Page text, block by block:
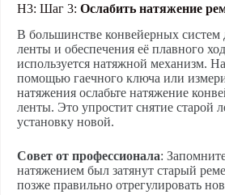
H3: Шаг 3: Ослабить натяжение
В большинстве конвейерных систем
ленты и обеспечения её плавного
используется натяжной механизм.
помощью гаечного ключа или
натяжения ослабьте натяжение
ленты. Это упростит снятие старой
установку новой.
Совет от профессионала:
натяжением был затянут старый
позже правильно отрегулировать